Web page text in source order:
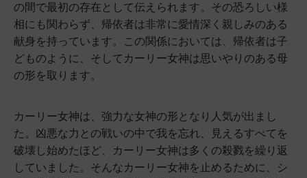
の間で最初の存在として伝えられます。その恐ろしい様
相にも関わらず、帰依者は非常に愛情深く親しみのある
献身を持っています。この関係においては、帰依者は子
どものように、そしてカーリー女神は思いやりのある母
の形を取ります。
カーリー女神は、強力な女神の形となり人気が出まし
た。凶悪な力との戦いの中で我を忘れ、見えるすべてを
破壊し始めたほど、カーリー女神は多くの殺戮を繰り返
していました。そんなカーリー女神を止めるために、シ